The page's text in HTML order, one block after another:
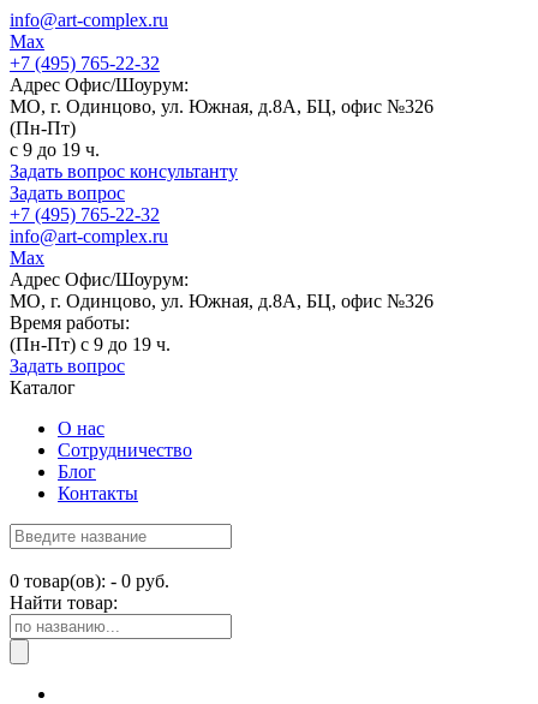
info@art-complex.ru
Max
+7 (495) 765-22-32
Адрес Офис/Шоурум:
МО, г. Одинцово, ул. Южная, д.8А, БЦ, офис №326
(Пн-Пт)
с 9 до 19 ч.
Задать вопрос консультанту
Задать вопрос
+7 (495) 765-22-32
info@art-complex.ru
Max
Адрес Офис/Шоурум:
МО, г. Одинцово, ул. Южная, д.8А, БЦ, офис №326
Время работы:
(Пн-Пт) с 9 до 19 ч.
Задать вопрос
Каталог
О нас
Сотрудничество
Блог
Контакты
0 товар(ов): - 0 руб.
Найти товар: